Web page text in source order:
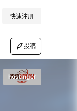
快速注册
投稿
hostinger